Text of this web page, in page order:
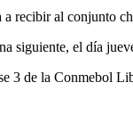
recibir al conjunto
siguiente, el día
3 de la Conmebol